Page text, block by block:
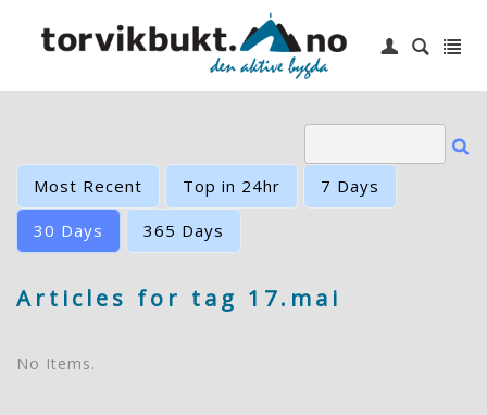
Login
Idrettslag
Småbåthavn
Most Recent Top in 24hr 7 Days
30 Days 365 Days
Articles for tag 17.mai
No Items.